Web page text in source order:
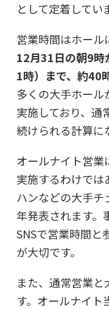
として定着してい
営業時間はホール
12月31日の朝9時
1時）まで、約40
多くの大手ホール
実施しており、通
続けられる計算に
オールナイト営業
実施するわけでは
ハンなどの大手チ
年発表されます。
SNSで営業時間と
が大切です。
また、通常営業
す。オールナイト